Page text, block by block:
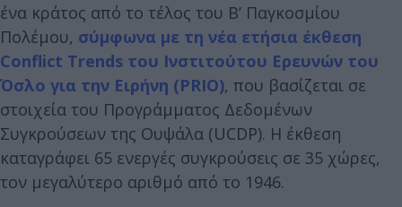
ένα κράτος από το τέλος του Β’ Παγκοσμίου
Πολέμου, σύμφωνα με τη νέα ετήσια έκθεση
Conflict Trends του Ινστιτούτου Ερευνών του
Όσλο για την Ειρήνη (PRIO), που βασίζεται σε
στοιχεία του Προγράμματος Δεδομένων
Συγκρούσεων της Ουψάλα (UCDP). Η έκθεση
καταγράφει 65 ενεργές συγκρούσεις σε 35 χώρες,
τον μεγαλύτερο αριθμό από το 1946.